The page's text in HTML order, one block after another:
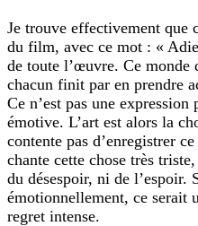
Je trouve effectivement que
du film, avec ce mot : «
de toute l’œuvre. Ce monde
chacun finit par en prendre
Ce n’est pas une
émotive. L’art est alors la
contente pas d’enregistrer
chante cette chose très
du désespoir, ni de l’espoir.
émotionnellement, ce serait
regret intense.